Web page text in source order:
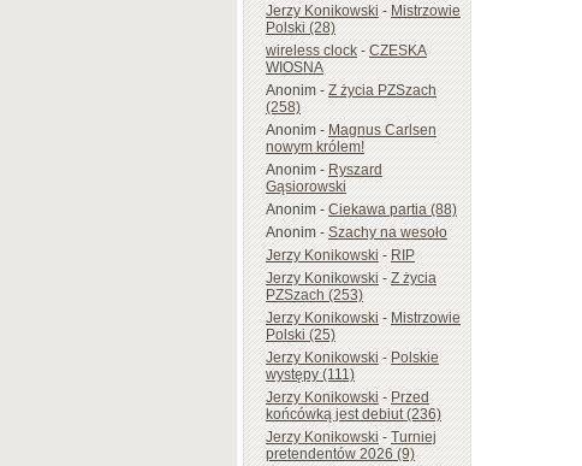
Jerzy Konikowski-Mistrzowie
Polski (28)
wireless clock-CZESKA
WIOSNA
Anonim-Z życia PZSzach
(258)
Anonim-Magnus Carlsen
nowym królem!
Anonim-Ryszard
Gąsiorowski
Anonim-Ciekawa partia (88)
Anonim-Szachy na wesoło
Jerzy Konikowski-RIP
Jerzy Konikowski-Z życia
PZSzach (253)
Jerzy Konikowski-Mistrzowie
Polski (25)
Jerzy Konikowski-Polskie
występy (111)
Jerzy Konikowski-Przed
końcówką jest debiut (236)
Jerzy Konikowski-Turniej
pretendentów 2026 (9)